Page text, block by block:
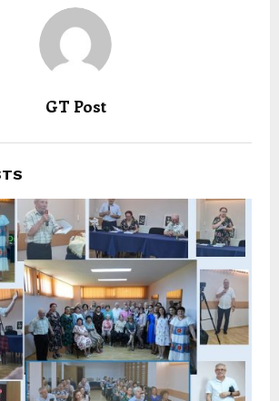
GT Post